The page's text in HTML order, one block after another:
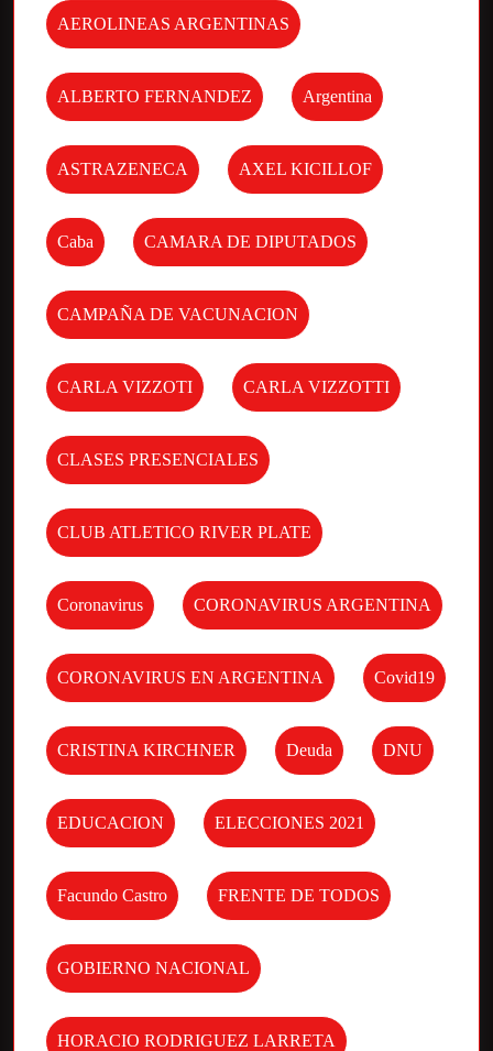
AEROLINEAS ARGENTINAS
ALBERTO FERNANDEZ Argentina
ASTRAZENECA AXEL KICILLOF
Caba CAMARA DE DIPUTADOS
CAMPAÑA DE VACUNACION
CARLA VIZZOTI CARLA VIZZOTTI
CLASES PRESENCIALES
CLUB ATLETICO RIVER PLATE
Coronavirus CORONAVIRUS ARGENTINA
CORONAVIRUS EN ARGENTINA Covid19
CRISTINA KIRCHNER Deuda DNU
EDUCACION ELECCIONES 2021
Facundo Castro FRENTE DE TODOS
GOBIERNO NACIONAL
HORACIO RODRIGUEZ LARRETA